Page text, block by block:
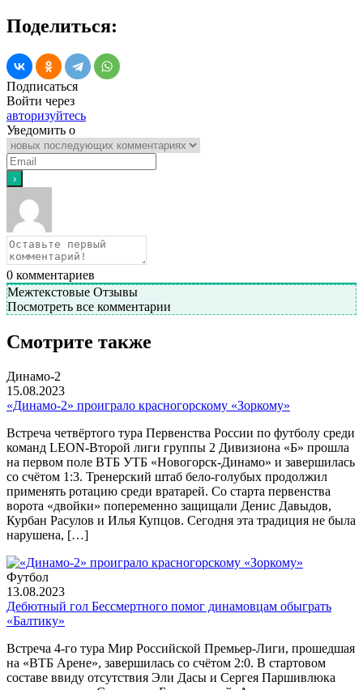
Поделиться:
Подписаться
Войти через
авторизуйтесь
Уведомить о
0 комментариев
Межтекстовые Отзывы
Посмотреть все комментарии
Смотрите также
Динамо-2
15.08.2023
«Динамо-2» проиграло красногорскому «Зоркому»
Встреча четвёртого тура Первенства России по футболу среди
команд LEON-Второй лиги группы 2 Дивизиона «Б» прошла
на первом поле ВТБ УТБ «Новогорск-Динамо» и завершилась
со счётом 1:3. Тренерский штаб бело-голубых продолжил
применять ротацию среди вратарей. Со старта первенства
ворота «двойки» попеременно защищали Денис Давыдов,
Курбан Расулов и Илья Купцов. Сегодня эта традиция не была
нарушена, […]
Футбол
13.08.2023
Дебютный гол Бессмертного помог динамовцам обыграть
«Балтику»
Встреча 4-го тура Мир Российской Премьер-Лиги, прошедшая
на «ВТБ Арене», завершилась со счётом 2:0. В стартовом
составе ввиду отсутствия Эли Дасы и Сергея Паршивлюка